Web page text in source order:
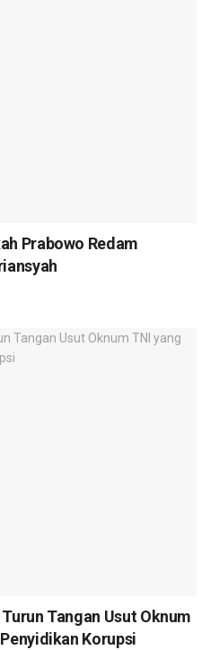
Prabowo Redam
Tangan Usut Oknum
Korupsi